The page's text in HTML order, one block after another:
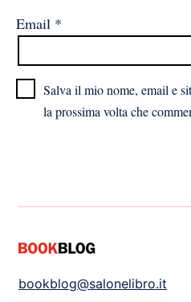
Email *
Salva il mio nome, email e
la prossima volta che
bookblog@salonelibro.it